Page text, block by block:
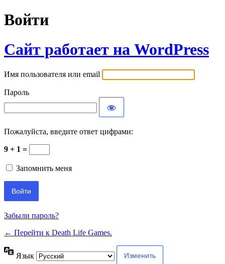
Войти
Сайт работает на WordPress
Имя пользователя или email
Пароль
Пожалуйста, введите ответ цифрами:
9 + 1 =
Запомнить меня
Забыли пароль?
← Перейти к Death Life Games.
Язык